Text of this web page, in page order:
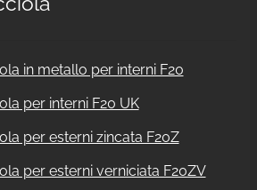
in metallo per interni F20
per interni F20 UK
per esterni zincata F20Z
per esterni verniciata F20ZV